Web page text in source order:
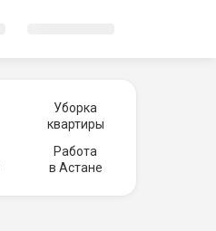
Уборка
квартиры
Работа
в Астане